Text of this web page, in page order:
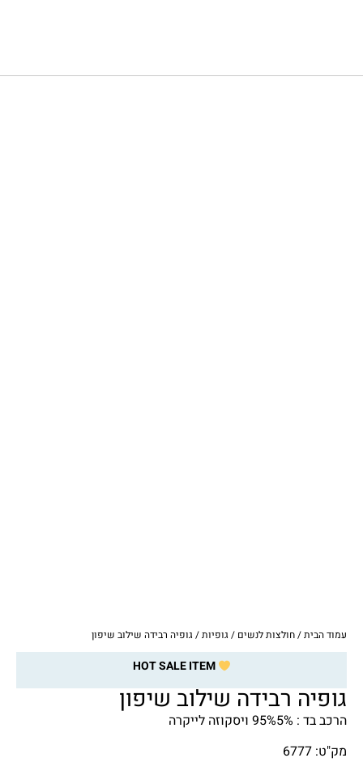
עמוד הבית/חולצות לנשים / גופיות/ גופיה רבידה שילוב שיפון
HOT SALE ITEM
גופיה רבידה שילוב שיפון
הרכב בד : 95%5% ויסקוזה לייקרה
מק"ט: 6777